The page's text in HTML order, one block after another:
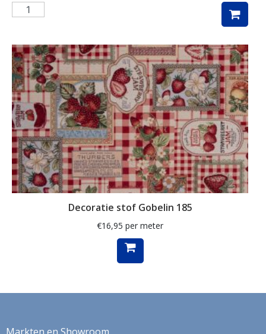
kerst
kerstman
kerstster
keuken
kippen
klaproos
klaprozen
klaver
Decoratie stof Gobelin 185
€16,95 per meter